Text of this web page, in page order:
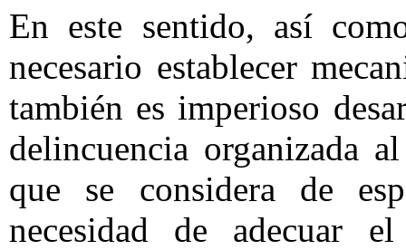
En este sentido, así
necesario establecer
también es imperioso
delincuencia organizada
que se considera de
necesidad de adecuar